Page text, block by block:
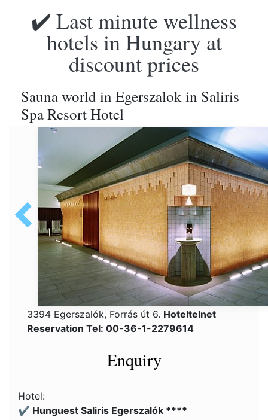
✔️ Last minute wellness
hotels in Hungary at
discount prices
Sauna world in Egerszalok in Saliris
Spa Resort Hotel
3394 Egerszalók, Forrás út 6. Hoteltelnet
Reservation Tel: 00-36-1-2279614
Enquiry
Hotel:
✔️ Hunguest Saliris Egerszalók ****